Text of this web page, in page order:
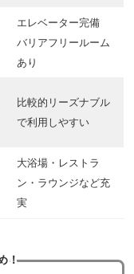
エレベーター完備
バリアフリールーム
あり
比較的リーズナブル
で利用しやすい
大浴場・レストラ
ン・ラウンジなど充
実
！